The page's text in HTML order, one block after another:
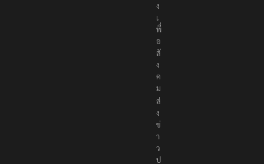
ง
เ
พื่
อ
สั
ง
ค
ม
ส่
ง
ข่
า
ว
ป